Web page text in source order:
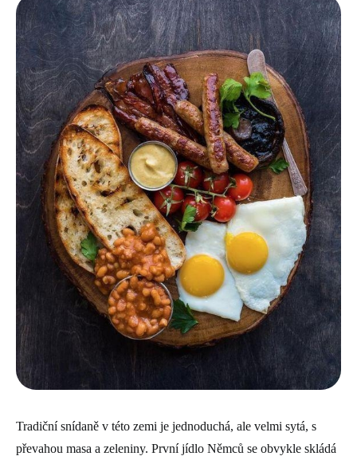
Tradiční snídaně v této zemi je jednoduchá, ale velmi sytá, s
převahou masa a zeleniny. První jídlo Němců se obvykle skládá